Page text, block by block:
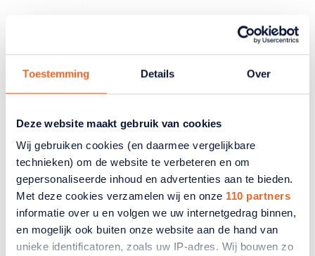
Toestemming Details Over
Deze website maakt gebruik van cookies
Wij gebruiken cookies (en daarmee vergelijkbare
technieken) om de website te verbeteren en om
gepersonaliseerde inhoud en advertenties aan te bieden.
Met deze cookies verzamelen wij en onze 110 partners
informatie over u en volgen we uw internetgedrag binnen,
en mogelijk ook buiten onze website aan de hand van
unieke identificatoren, zoals uw IP-adres. Wij bouwen zo
Eric Brendel
Als senior Beleidsadviseur Inkomen bij ANBO-